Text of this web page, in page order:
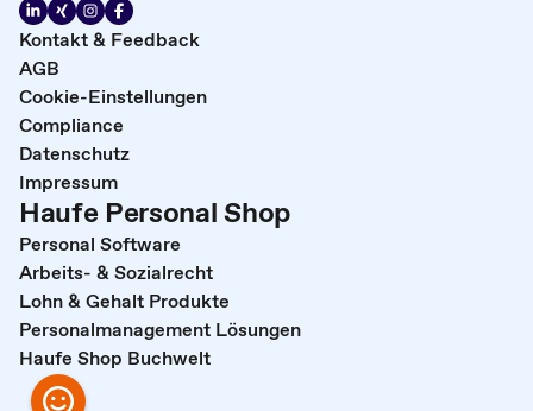
Kontakt & Feedback
AGB
Cookie-Einstellungen
Compliance
Datenschutz
Impressum
Haufe Personal Shop
Personal Software
Arbeits- & Sozialrecht
Lohn & Gehalt Produkte
Personalmanagement Lösungen
Haufe Shop Buchwelt